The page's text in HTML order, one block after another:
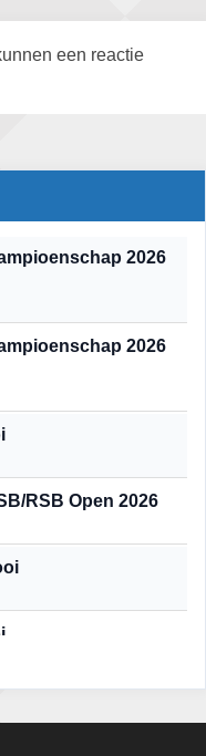
een reactie
2026
2026
RSB Open 2026